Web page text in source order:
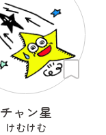
チャン星
けむけむ